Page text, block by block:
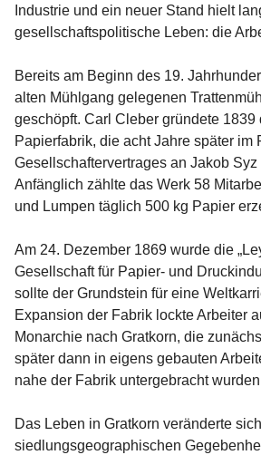
Industrie und ein neuer Stand hielt
gesellschaftspolitische Leben: die
Bereits am Beginn des 19.
alten Mühlgang gelegenen
geschöpft. Carl Cleber gründete 1839
Papierfabrik, die acht Jahre später im
Gesellschaftervertrages an Jakob Syz
Anfänglich zählte das Werk 58
und Lumpen täglich 500 kg Papier
Am 24. Dezember 1869 wurde die
Gesellschaft für Papier- und
sollte der Grundstein für eine
Expansion der Fabrik lockte Arbeiter
Monarchie nach Gratkorn, die
später dann in eigens gebauten
nahe der Fabrik untergebracht
Das Leben in Gratkorn veränderte
siedlungsgeographischen